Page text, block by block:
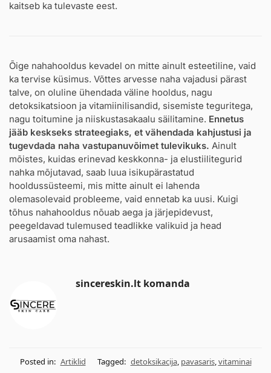
kaitseb ka tulevaste eest.
Õige nahahooldus kevadel on mitte ainult esteetiline, vaid
ka tervise küsimus. Võttes arvesse naha vajadusi pärast
talve, on oluline ühendada väline hooldus, nagu
detoksikatsioon ja vitamiinilisandid, sisemiste teguritega,
nagu toitumine ja niiskustasakaalu säilitamine. Ennetus
jääb keskseks strateegiaks, et vähendada kahjustusi ja
tugevdada naha vastupanuvõimet tulevikuks. Ainult
mõistes, kuidas erinevad keskkonna- ja elustiilitegurid
nahka mõjutavad, saab luua isikupärastatud
hooldussüsteemi, mis mitte ainult ei lahenda
olemasolevaid probleeme, vaid ennetab ka uusi. Kuigi
tõhus nahahooldus nõuab aega ja järjepidevust,
peegeldavad tulemused teadlikke valikuid ja head
arusaamist oma nahast.
sincereskin.lt komanda
Posted in: Artiklid Tagged: detoksikacija, pavasaris,vitaminai